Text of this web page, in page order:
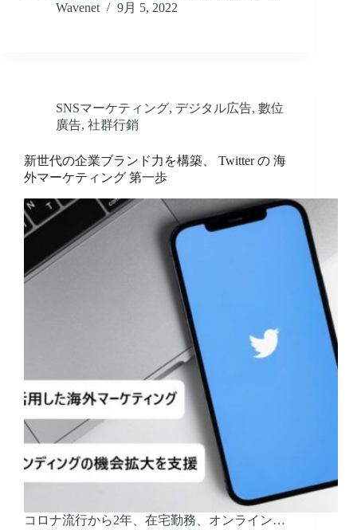
Wavenet
9月 5, 2022
SNSマーケティング, デジタル広告, 數位
廣告, 社群行銷
新世代の企業ブランド力を構築、 Twitter の 海
外マーケティング 第一歩
コロナ流行から2年、在宅勤務、オンライン…